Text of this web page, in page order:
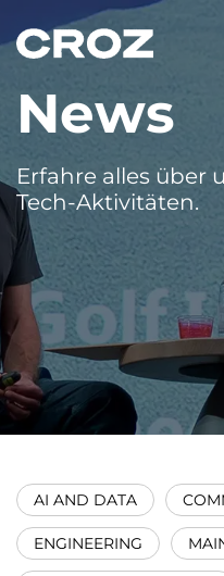
News
Erfahre alles über
Tech-Aktivitäten.
AI AND DATA
ENGINEERING